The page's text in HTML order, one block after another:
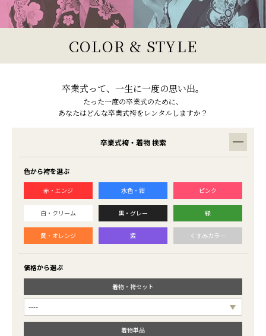
COLOR & STYLE
卒業式って、一生に一度の思い出。
たった一度の卒業式のために、
あなたはどんな卒業式袴をレンタルしますか？
卒業式袴・着物 検索
色から袴を選ぶ
赤・エンジ 水色・紺 ピンク
白・クリーム 黒・グレー 緑
黄・オレンジ 紫 くすみカラー
価格から選ぶ
着物・袴セット
着物単品